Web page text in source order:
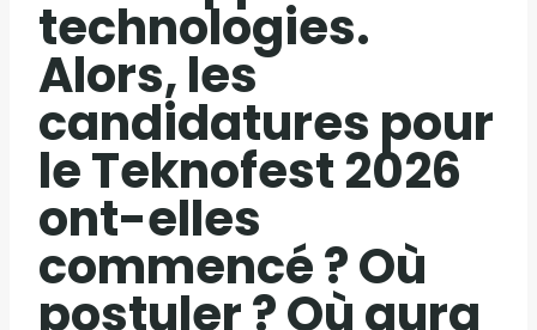
technologies.
Alors, les
candidatures pour
le Teknofest 2026
ont-elles
commencé ? Où
postuler ? Où aura